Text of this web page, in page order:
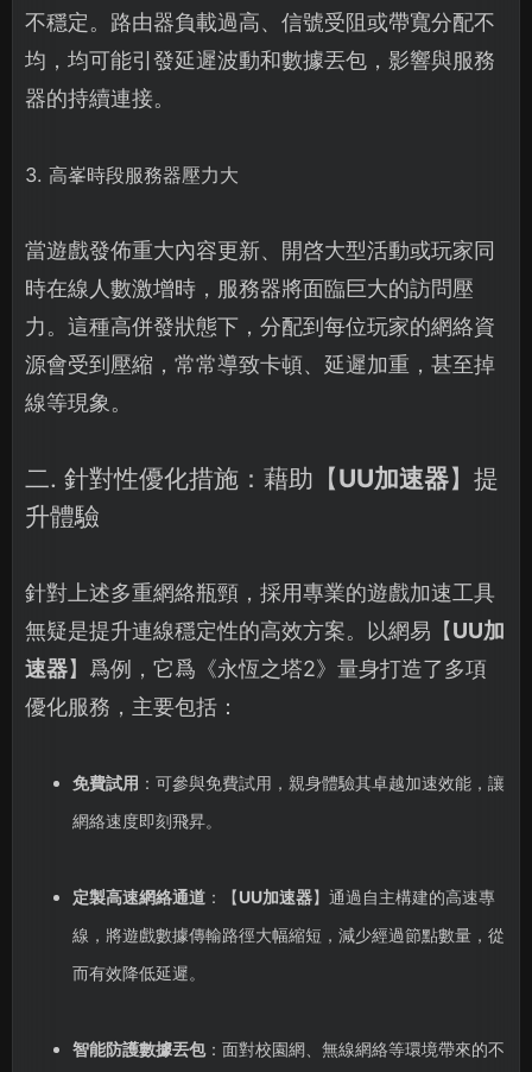
不穩定。路由器負載過高、信號受阻或帶寬分配不
均，均可能引發延遲波動和數據丟包，影響與服務
器的持續連接。
3. 高峯時段服務器壓力大
當遊戲發佈重大內容更新、開啓大型活動或玩家同
時在線人數激增時，服務器將面臨巨大的訪問壓
力。這種高併發狀態下，分配到每位玩家的網絡資
源會受到壓縮，常常導致卡頓、延遲加重，甚至掉
線等現象。
二. 針對性優化措施：藉助【UU加速器】提
升體驗
針對上述多重網絡瓶頸，採用專業的遊戲加速工具
無疑是提升連線穩定性的高效方案。以網易【UU加
速器】爲例，它爲《永恆之塔2》量身打造了多項
優化服務，主要包括：
免費試用 ：可參與免費試用，親身體驗其卓越加速效能，讓
網絡速度即刻飛昇。
定製高速網絡通道：【UU加速器】通過自主構建的高速專
線，將遊戲數據傳輸路徑大幅縮短，減少經過節點數量，從
而有效降低延遲。
智能防護數據丟包：面對校園網、無線網絡等環境帶來的不